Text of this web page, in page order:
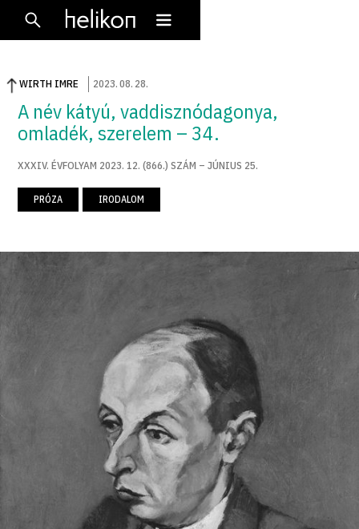
WIRTH IMRE 2023.08. 28.
A név kátyú, vaddisznó­dagonya,
omladék, szerelem – 34.
XXXIV. ÉVFOLYAM 2023. 12. (866.) SZÁM – JÚNIUS 25.
PRÓZA IRODALOM